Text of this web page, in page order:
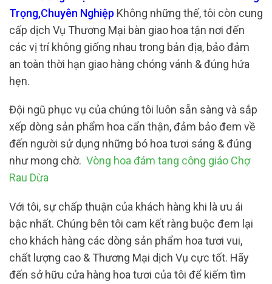
Trọng,Chuyên Nghiệp Không những thế, tôi còn cung
cấp dịch Vụ Thương Mại bàn giao hoa tận nơi đến
các vị trí không giống nhau trong bản địa, bảo đảm
an toàn thời hạn giao hàng chóng vánh & đúng hứa
hẹn.
Đội ngũ phục vụ của chúng tôi luôn sẵn sàng và sắp
xếp dòng sản phẩm hoa cẩn thận, đảm bảo đem về
đến người sử dụng những bó hoa tươi sáng & đúng
như mong chờ. Vòng hoa đám tang công giáo Chợ
Rau Dừa
Với tôi, sự chấp thuận của khách hàng khi là ưu ái
bậc nhất. Chúng bên tôi cam kết ràng buộc đem lại
cho khách hàng các dòng sản phẩm hoa tươi vui,
chất lượng cao & Thương Mại dịch Vụ cực tốt. Hãy
đến sở hữu cửa hàng hoa tươi của tôi để kiếm tìm